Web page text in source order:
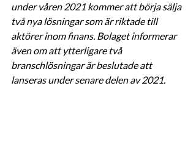
under våren 2021 kommer att börja sälja
två nya lösningar som är riktade till
aktörer inom finans. Bolaget informerar
även om att ytterligare två
branschlösningar är beslutade att
lanseras under senare delen av 2021.